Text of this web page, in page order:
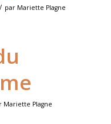
/ par Mariette Plagne
Mariette Plagne